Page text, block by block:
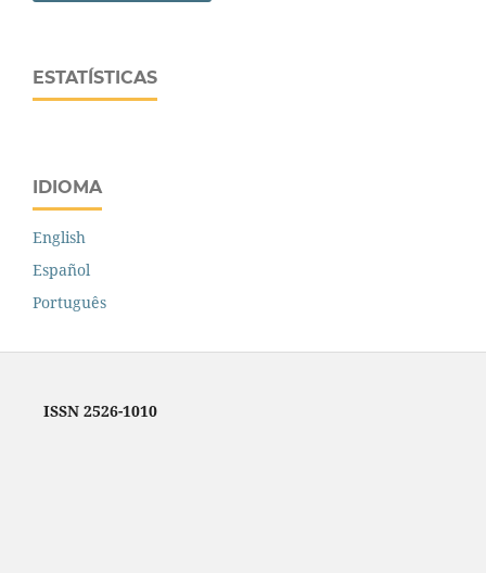
ESTATÍSTICAS
IDIOMA
English
Español
Português
ISSN 2526-1010